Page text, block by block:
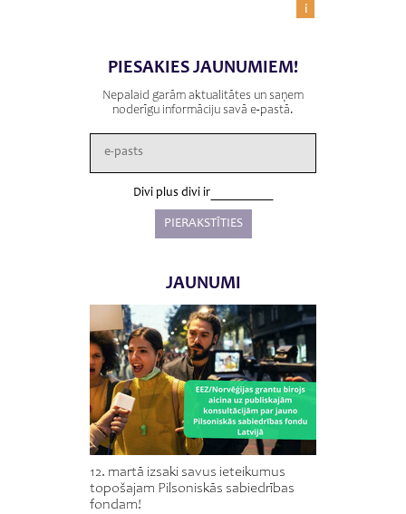
i
PIESAKIES JAUNUMIEM!
Nepalaid garām aktualitātes un saņem
noderīgu informāciju savā e-pastā.
Divi plus divi ir
JAUNUMI
12. martā izsaki savus ieteikumus
topošajam Pilsoniskās sabiedrības
fondam!